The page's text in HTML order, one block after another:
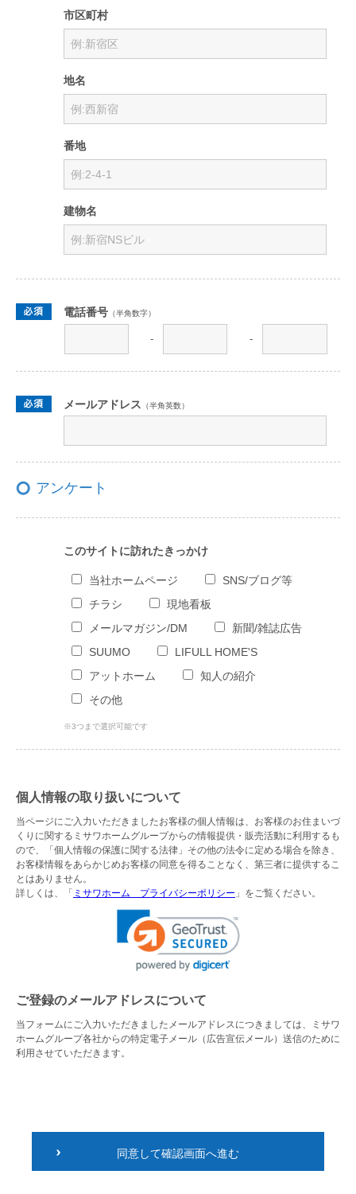
市区町村
地名
番地
建物名
電話番号 （半角数字）
- -
メールアドレス （半角英数）
アンケート
このサイトに訪れたきっかけ
当社ホームページ
SNS/ブログ等
チラシ
現地看板
メールマガジン/DM
新聞/雑誌広告
SUUMO
LIFULL HOME'S
アットホーム
知人の紹介
その他
※3つまで選択可能です
個人情報の取り扱いについて
当ページにご入力いただきましたお客様の個人情報は、お客様のお住まいづ
くりに関するミサワホームグループからの情報提供・販売活動に利用するも
ので、「個人情報の保護に関する法律」その他の法令に定める場合を除き、
お客様情報をあらかじめお客様の同意を得ることなく、第三者に提供するこ
とはありません。
詳しくは、「 ミサワホーム プライバシーポリシー 」をご覧ください。
ご登録のメールアドレスについて
当フォームにご入力いただきましたメールアドレスにつきましては、ミサワ
ホームグループ各社からの特定電子メール（広告宣伝メール）送信のために
利用させていただきます。
同意して確認画面へ進む